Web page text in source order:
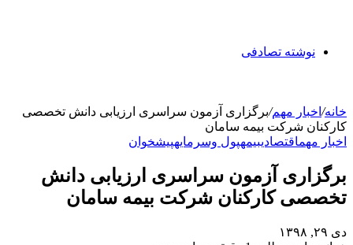
نوشته تصادفی
خانه/ اخبار مهم/برگزاری آزمون سراسری ارزیابی دانش تخصصی
کارکنان شرکت بیمه سامان
اخبار مهماقتصادیبیمهپول وسرمایهپیشخوان
برگزاری آزمون سراسری ارزیابی دانش
تخصصی کارکنان شرکت بیمه سامان
دی ۲۹, ۱۳۹۸